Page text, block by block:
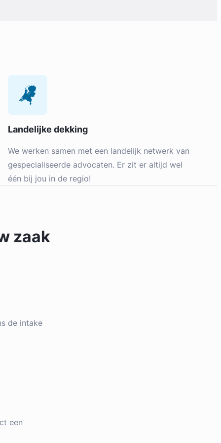
Landelijke dekking
We werken samen met een landelijk netwerk van
gespecialiseerde advocaten. Er zit er altijd wel
één bij jou in de regio!
zaak
de intake
een